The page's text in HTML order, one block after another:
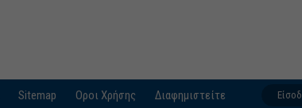
Sitemap Οροι Χρήσης Διαφημιστείτε